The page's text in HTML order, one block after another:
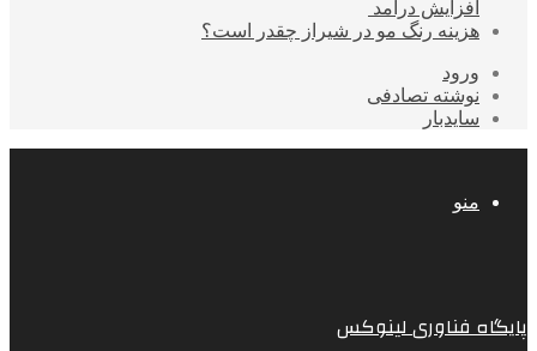
افزایش درآمد
هزینه رنگ مو در شیراز چقدر است؟
ورود
نوشته تصادفی
سایدبار
منو
پایگاه فناوری لینوکس